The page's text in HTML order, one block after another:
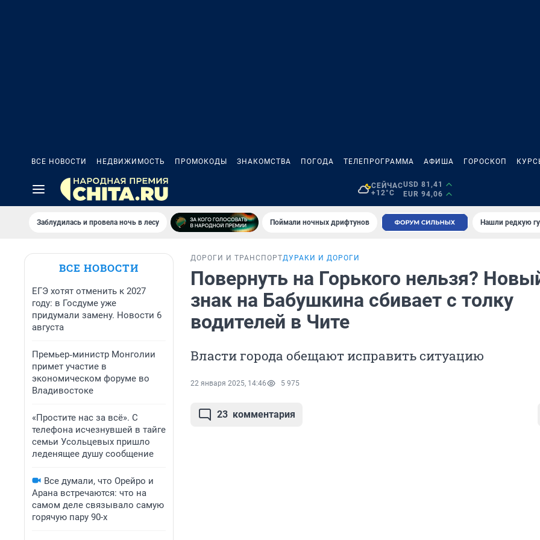
ВСЕ НОВОСТИ НЕДВИЖИМОСТЬ ПРОМОКОДЫ ЗНАКОМСТВА ПОГОДА ТЕЛЕПРОГРАММА АФИША ГОРОСКОП
СЕЙЧАС
+12°C
USD 81,41
EUR 94,06
Заблудилась и провела ночь в лесу Поймали ночных дрифтунов Нашли редкую
ВСЕ НОВОСТИ
ЕГЭ хотят отменить к 2027
году: в Госдуме уже
придумали замену. Новости 6
августа
Премьер‑министр Монголии
примет участие в
экономическом форуме во
Владивостоке
«Простите нас за всё». С
телефона исчезнувшей в тайге
семьи Усольцевых пришло
леденящее душу сообщение
Все думали, что Орейро и
Арана встречаются: что на
самом деле связывало самую
горячую пару 90-х
ДОРОГИ И ТРАНСПОРТДУРАКИ И ДОРОГИ
Повернуть на Горького нельзя?
знак на Бабушкина сбивает с толку
водителей в Чите
Власти города обещают исправить ситуацию
22 января 2025, 14:46 5 975
23 комментария